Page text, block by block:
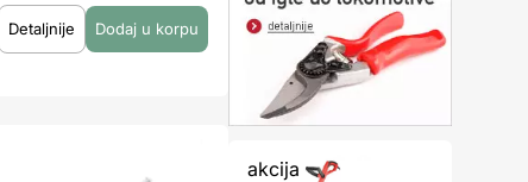
Detaljnije
akcija